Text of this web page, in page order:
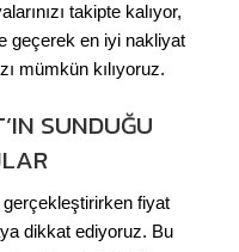
takipte kalıyor,
geçerek en iyi nakliyat
mümkün kılıyoruz.
SUNDUĞU
fiyat
dikkat ediyoruz. Bu